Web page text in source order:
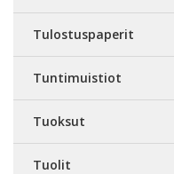
Tulostuspaperit
Tuntimuistiot
Tuoksut
Tuolit